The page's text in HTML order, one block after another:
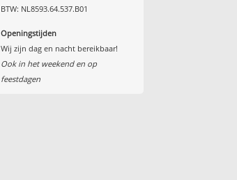
BTW: NL8593.64.537.B01
Openingstijden
Wij zijn dag en nacht bereikbaar!
Ook in het weekend en op
feestdagen